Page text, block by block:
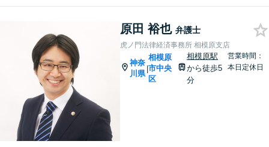
原田 裕也 弁護士
虎ノ門法律経済事務所 相模原支店
神奈
川県
|
相模原
市中央
区
相模原駅
から徒歩5
分
営業時間：
本日定休日